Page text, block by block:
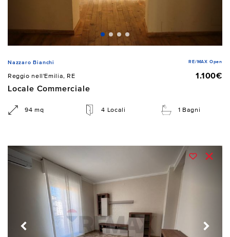
Nazzaro Bianchi RE/MAX Open
Reggio nell'Emilia, RE
1.100€
Locale Commerciale
94 mq 4 Locali 1 Bagni